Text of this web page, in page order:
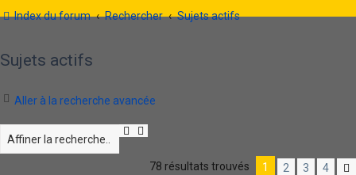
Index du forum Rechercher Sujets actifs
Sujets actifs
Aller à la recherche avancée
R
h
78 résultats trouvés 1 2 3 4